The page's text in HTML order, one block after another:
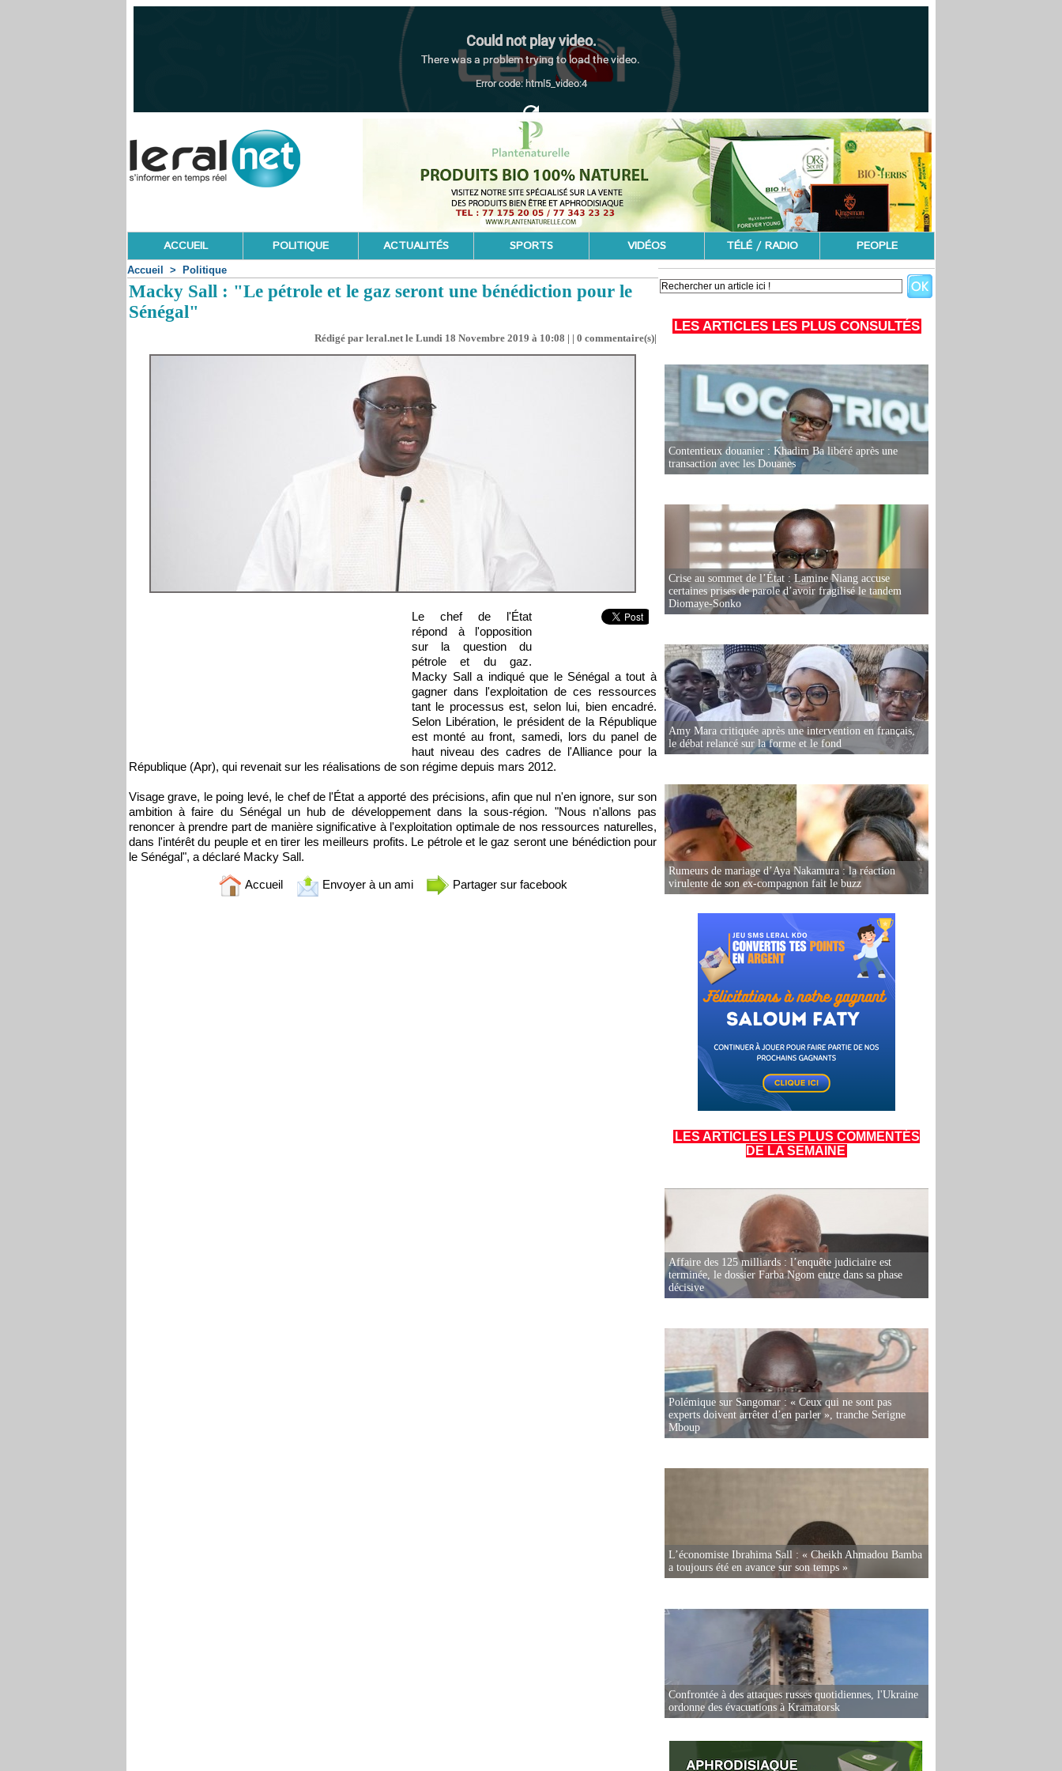
ACCUEIL POLITIQUE ACTUALITÉS SPORTS VIDÉOS TÉLÉ / RADIO PEOPLE
Accueil > Politique
Macky Sall : "Le pétrole et le gaz seront une bénédiction pour le
Sénégal"
Rédigé par leral.net le Lundi 18 Novembre 2019 à 10:08 | | 0 commentaire(s)|
Le chef de l'État
répond à l'opposition
sur la question du
pétrole et du gaz.
Macky Sall a indiqué que le Sénégal a tout à
gagner dans l'exploitation de ces ressources
tant le processus est, selon lui, bien encadré.
Selon Libération, le président de la République
est monté au front, samedi, lors du panel de
haut niveau des cadres de l'Alliance pour la
République (Apr), qui revenait sur les réalisations de son régime depuis mars 2012.
Visage grave, le poing levé, le chef de l'État a apporté des précisions, afin que nul n'en ignore, sur son
ambition à faire du Sénégal un hub de développement dans la sous-région. "Nous n'allons pas
renoncer à prendre part de manière significative à l'exploitation optimale de nos ressources naturelles,
dans l'intérêt du peuple et en tirer les meilleurs profits. Le pétrole et le gaz seront une bénédiction pour
le Sénégal", a déclaré Macky Sall.
Accueil Envoyer à un ami Partager sur facebook
LES ARTICLES LES PLUS CONSULTÉS
Contentieux douanier : Khadim Ba libéré après une
transaction avec les Douanes
Crise au sommet de l’État : Lamine Niang accuse
certaines prises de parole d’avoir fragilisé le tandem
Diomaye-Sonko
Amy Mara critiquée après une intervention en français,
le débat relancé sur la forme et le fond
Rumeurs de mariage d’Aya Nakamura : la réaction
virulente de son ex-compagnon fait le buzz
LES ARTICLES LES PLUS COMMENTÉS
DE LA SEMAINE
Affaire des 125 milliards : l’enquête judiciaire est
terminée, le dossier Farba Ngom entre dans sa phase
décisive
Polémique sur Sangomar : « Ceux qui ne sont pas
experts doivent arrêter d’en parler », tranche Serigne
Mboup
L’économiste Ibrahima Sall : « Cheikh Ahmadou Bamba
a toujours été en avance sur son temps »
Confrontée à des attaques russes quotidiennes, l'Ukraine
ordonne des évacuations à Kramatorsk